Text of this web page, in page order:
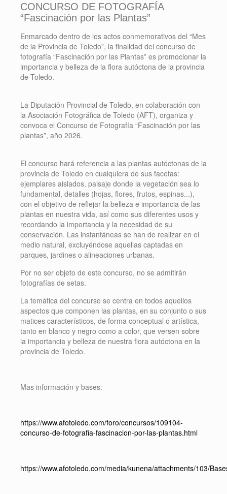
CONCURSO DE FOTOGRAFÍA
“Fascinación por las Plantas”
Enmarcado dentro de los actos conmemorativos del “Mes
de la Provincia de Toledo”, la finalidad del concurso de
fotografía “Fascinación por las Plantas” es promocionar la
importancia y belleza de la flora autóctona de la provincia
de Toledo.
La Diputación Provincial de Toledo, en colaboración con
la Asociación Fotográfica de Toledo (AFT), organiza y
convoca el Concurso de Fotografía “Fascinación por las
plantas”, año 2026.
El concurso hará referencia a las plantas autóctonas de la
provincia de Toledo en cualquiera de sus facetas:
ejemplares aislados, paisaje donde la vegetación sea lo
fundamental, detalles (hojas, flores, frutos, espinas...),
con el objetivo de reflejar la belleza e importancia de las
plantas en nuestra vida, así como sus diferentes usos y
recordando la importancia y la necesidad de su
conservación. Las instantáneas se han de realizar en el
medio natural, excluyéndose aquellas captadas en
parques, jardines o alineaciones urbanas.
Por no ser objeto de este concurso, no se admitirán
fotografías de setas.
La temática del concurso se centra en todos aquellos
aspectos que componen las plantas, en su conjunto o sus
matices característicos, de forma conceptual o artística,
tanto en blanco y negro como a color, que versen sobre
la importancia y belleza de nuestra flora autóctona en la
provincia de Toledo.
Mas información y bases:
https://www.afotoledo.com/foro/concursos/109104-
concurso-de-fotografia-fascinacion-por-las-plantas.html
https://www.afotoledo.com/media/kunena/attachments/103/